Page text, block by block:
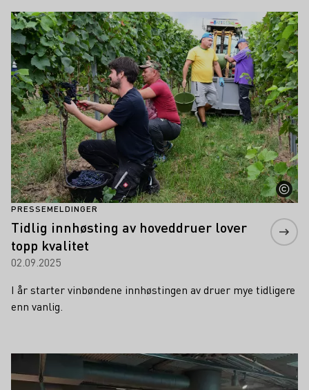
PRESSEMELDINGER
Tidlig innhøsting av hoveddruer lover
topp kvalitet
02.09.2025
I år starter vinbøndene innhøstingen av druer mye tidligere
enn vanlig.
Lær mer om dette
Lær mer om dette